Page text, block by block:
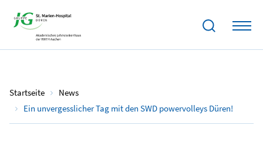
Startseite
News
Ein unvergesslicher Tag mit den SWD powervolleys Düren!
05.07.2024